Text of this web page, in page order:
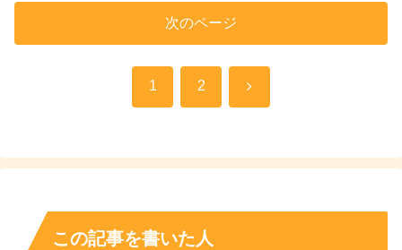
次のページ
1 2 次
この記事を書いた人